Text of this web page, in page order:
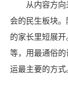
从内容方
会的民生板块
的家长里短展开
等，用最通俗
运最主要的方式